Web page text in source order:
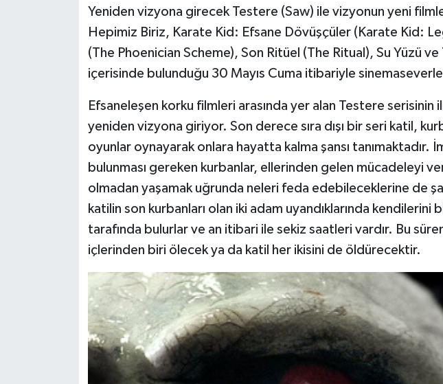
Yeniden vizyona girecek Testere (Saw) ile vizyonun yeni
Hepimiz Biriz, Karate Kid: Efsane Dövüşçüler (Karate Kid:
(The Phoenician Scheme), Son Ritüel (The Ritual), Su Yüzü
içerisinde bulunduğu 30 Mayıs Cuma itibariyle
Efsaneleşen korku filmleri arasında yer alan Testere serisinin
yeniden vizyona giriyor. Son derece sıra dışı bir seri katil,
oyunlar oynayarak onlara hayatta kalma şansı tanımaktadır.
bulunması gereken kurbanlar, ellerinden gelen mücadeleyi
olmadan yaşamak uğrunda neleri feda edebileceklerine de
katilin son kurbanları olan iki adam uyandıklarında kendilerini
tarafında bulurlar ve an itibari ile sekiz saatleri vardır. Bu
içlerinden biri ölecek ya da katil her ikisini de öldürecektir.